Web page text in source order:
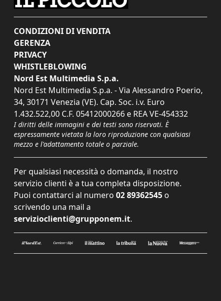
CONDIZIONI DI VENDITA
GERENZA
PRIVACY
WHISTLEBLOWING
Nord Est Multimedia S.p.a.
Nord Est Multimedia S.p.a. - Via Alessandro Poerio,
34, 30171 Venezia (VE). Cap. Soc. i.v. Euro
1.432.522,00 C.F. 05412000266 e REA VE-454332
I diritti delle immagini e dei testi sono riservati. È
espressamente vietata la loro riproduzione con qualsiasi
mezzo e l'adattamento totale o parziale.
Per qualsiasi necessità o domanda, il nostro
servizio clienti è a tua completa disposizione.
Puoi contattarci al numero 02 89362545 o
scrivendo una mail a
servizioclienti@grupponem.it.